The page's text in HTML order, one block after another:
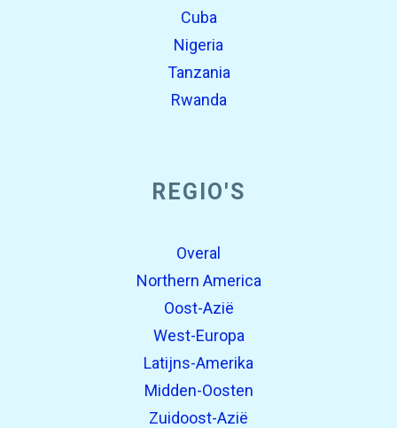
Cuba
Nigeria
Tanzania
Rwanda
REGIO'S
Overal
Northern America
Oost-Azië
West-Europa
Latijns-Amerika
Midden-Oosten
Zuidoost-Azië